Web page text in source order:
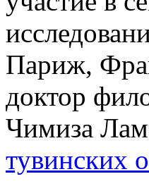
Париж,
доктор
Чимиза
тувинских